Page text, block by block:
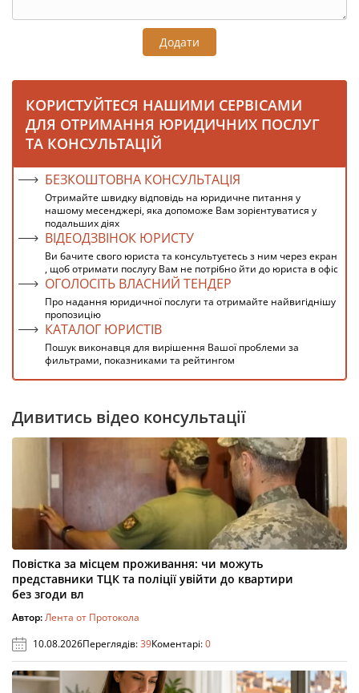
Додати
КОРИСТУЙТЕСЯ НАШИМИ СЕРВІСАМИ
ДЛЯ ОТРИМАННЯ ЮРИДИЧНИХ ПОСЛУГ
ТА КОНСУЛЬТАЦІЙ
БЕЗКОШТОВНА КОНСУЛЬТАЦІЯ
Отримайте швидку відповідь на юридичне питання у
нашому месенджері, яка допоможе Вам зорієнтуватися у
подальших діях
ВІДЕОДЗВІНОК ЮРИСТУ
Ви бачите свого юриста та консультуєтесь з ним через екран
, щоб отримати послугу Вам не потрібно йти до юриста в офіс
ОГОЛОСІТЬ ВЛАСНИЙ ТЕНДЕР
Про надання юридичної послуги та отримайте найвигіднішу
пропозицію
КАТАЛОГ ЮРИСТІВ
Пошук виконавця для вирішення Вашої проблеми за
фильтрами, показниками та рейтингом
Дивитись відео консультації
Повістка за місцем проживання: чи можуть
представники ТЦК та поліції увійти до квартири
без згоди вл
Автор:Лента от Протокола
10.08.2026Переглядів:39Коментарі:0